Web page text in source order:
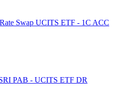
Swap UCITS ETF - 1C ACC
PAB - UCITS ETF DR